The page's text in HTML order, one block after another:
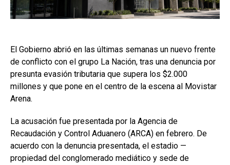
El Gobierno abrió en las últimas semanas un nuevo frente
de conflicto con el grupo La Nación, tras una denuncia por
presunta evasión tributaria que supera los $2.000
millones y que pone en el centro de la escena al Movistar
Arena.
La acusación fue presentada por la Agencia de
Recaudación y Control Aduanero (ARCA) en febrero. De
acuerdo con la denuncia presentada, el estadio —
propiedad del conglomerado mediático y sede de